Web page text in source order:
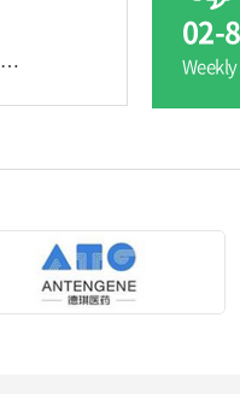
'환자 생명은 협상 대상 아냐' … 중증질환연합회, 필수의료법 국회...
02-
Weekly